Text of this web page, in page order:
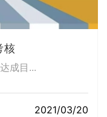
核
成目...
2021/03/20